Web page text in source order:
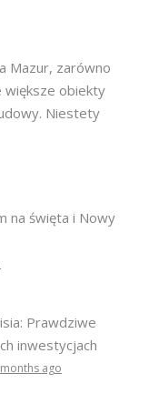
Mazur, zarówno
większe obiekty
Niestety
na święta i Nowy
Prawdziwe
inwestycjach
ago